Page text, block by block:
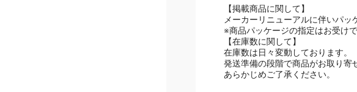
【掲載商品に関して】
メーカーリニューアルに伴いパッ
※商品パッケージの指定はお受け
【在庫数に関して】
在庫数は日々変動しております。
発送準備の段階で商品がお取り寄